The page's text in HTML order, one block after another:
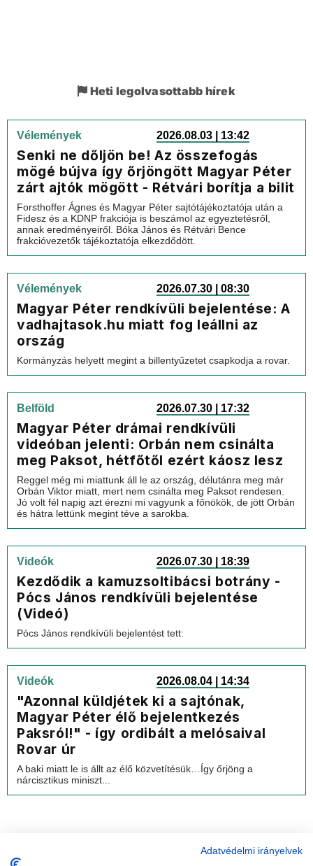
Heti legolvasottabb hírek
Vélemények 2026.08.03 | 13:42
Senki ne dőljön be! Az összefogás
mögé bújva így őrjöngött Magyar Péter
zárt ajtók mögött - Rétvári borítja a bilit
Forsthoffer Ágnes és Magyar Péter sajtótájékoztatója után a
Fidesz és a KDNP frakciója is beszámol az egyeztetésről,
annak eredményeiről. Bóka János és Rétvári Bence
frakcióvezetők tájékoztatója elkezdődött.
Vélemények 2026.07.30 | 08:30
Magyar Péter rendkívüli bejelentése: A
vadhajtasok.hu miatt fog leállni az
ország
Kormányzás helyett megint a billentyűzetet csapkodja a rovar.
Belföld 2026.07.30 | 17:32
Magyar Péter drámai rendkívüli
videóban jelenti: Orbán nem csinálta
meg Paksot, hétfőtől ezért káosz lesz
Reggel még mi miattunk áll le az ország, délutánra meg már
Orbán Viktor miatt, mert nem csinálta meg Paksot rendesen.
Jó volt fél napig azt érezni mi vagyunk a főnökök, de jött Orbán
és hátra lettünk megint téve a sarokba.
Videók 2026.07.30 | 18:39
Kezdődik a kamuzsoltibácsi botrány -
Pócs János rendkívüli bejelentése
(Videó)
Pócs János rendkívüli bejelentést tett:
Videók 2026.08.04 | 14:34
"Azonnal küldjétek ki a sajtónak,
Magyar Péter élő bejelentkezés
Paksról!" - így ordibált a melósaival
Rovar úr
A baki miatt le is állt az élő közvetítésük…Így őrjöng a
nárcisztikus miniszt...
Adatvédelmi irányelvek